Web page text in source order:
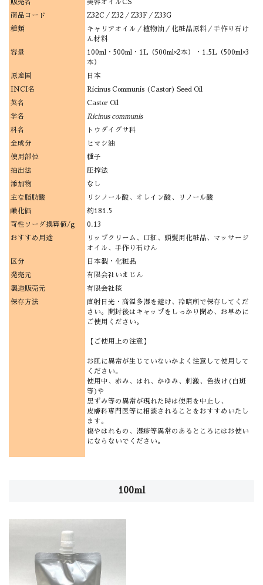
販売名
美容オイルCS
商品コード
Z32C／Z32／Z33F／Z33G
種類
キャリアオイル／植物油／化粧品原料／手作り石け
ん材料
容量
100ml・500ml・1L（500ml×2本）・1.5L（500ml×3
本）
原産国
日本
INCI名
Ricinus Communis (Castor) Seed Oil
英名
Castor Oil
学名
Ricinus communis
科名
トウダイグサ科
全成分
ヒマシ油
使用部位
種子
抽出法
圧搾法
添加物
なし
主な脂肪酸
リシノール酸、オレイン酸、リノール酸
鹸化価
約181.5
苛性ソーダ換算値/g
0.13
おすすめ用途
リップクリーム、口紅、頭髪用化粧品、マッサージ
オイル、手作り石けん
区分
日本製・化粧品
発売元
有限会社いまじん
製造販売元
有限会社桜
保存方法
直射日光・高温多湿を避け、冷暗所で保存してくだ
さい。開封後はキャップをしっかり閉め、お早めに
ご使用ください。
【ご使用上の注意】
お肌に異常が生じていないかよく注意して使用して
ください。
使用中、赤み、はれ、かゆみ、刺激、色抜け(白斑
等)や
黒ずみ等の異常が現れた時は使用を中止し、
皮膚科専門医等に相談されることをおすすめいたし
ます。
傷やはれもの、湿疹等異常のあるところにはお使い
にならないでください。
100ml